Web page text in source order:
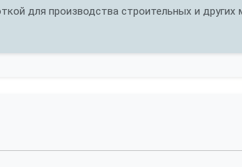
для производства строительных и других